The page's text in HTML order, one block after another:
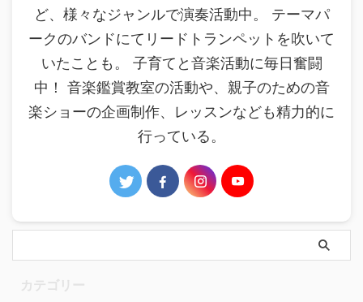
ど、様々なジャンルで演奏活動中。 テーマパ
ークのバンドにてリードトランペットを吹いて
いたことも。 子育てと音楽活動に毎日奮闘
中！ 音楽鑑賞教室の活動や、親子のための音
楽ショーの企画制作、レッスンなども精力的に
行っている。